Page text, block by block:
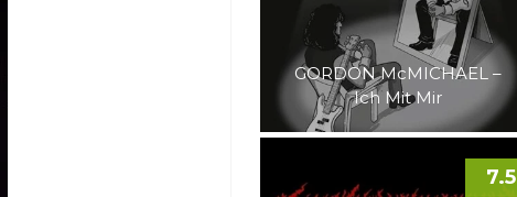
GORDON McMICHAEL –
Ich Mit Mir
7.5